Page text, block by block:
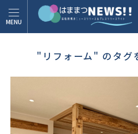
"リフォーム" のタグ